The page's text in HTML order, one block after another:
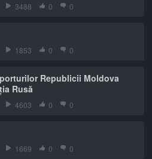
3488 0 0
1853 0 0
Republicii Moldova
Rusă
4603 0 0
1669 0 0